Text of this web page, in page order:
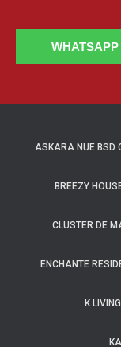
ASKARA NUE BSD
BREEZY
CLUSTER DE
ENCHANTE
K